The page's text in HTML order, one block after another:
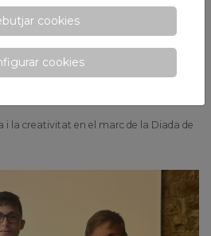
i la creativitat en el marc de la Diada de
cookies
cookies